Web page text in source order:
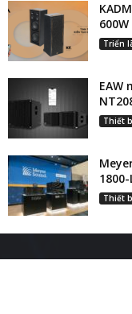
Triển
EAW
Thiết
Thiết